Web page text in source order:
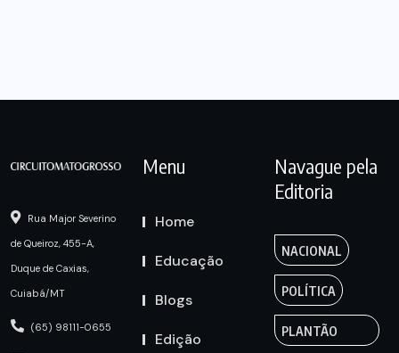
Rua Major Severino
de Queiroz, 455-A,
Duque de Caxias,
Cuiabá/MT
(65) 98111-0655
Menu
Home
Educação
Blogs
Edição
Navague pela
Editoria
NACIONAL
POLÍTICA
PLANTÃO